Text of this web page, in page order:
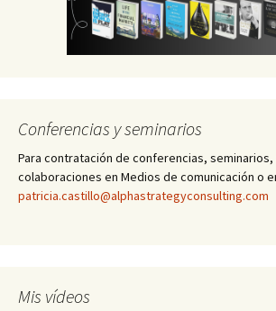
Conferencias y seminarios
Para contratación de conferencias,
colaboraciones en Medios de comunicación o
patricia.castillo@alphastrategyconsulting.com
Mis vídeos